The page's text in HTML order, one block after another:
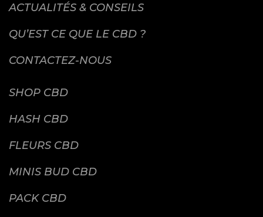
ACTUALITÉS & CONSEILS
QU’EST CE QUE LE CBD ?
CONTACTEZ-NOUS
SHOP CBD
HASH CBD
FLEURS CBD
MINIS BUD CBD
PACK CBD